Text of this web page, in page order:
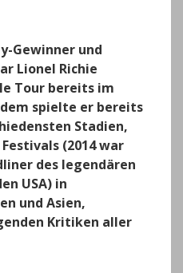
Gewinner und
Lionel Richie
Tour bereits im
spielte er bereits
Stadien,
(2014 war
des legendären
USA) in
und Asien,
Kritiken aller